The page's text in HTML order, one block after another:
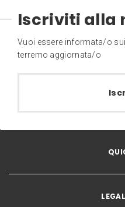
Iscriviti alla
Vuoi essere informata/o
terremo aggiornata/o